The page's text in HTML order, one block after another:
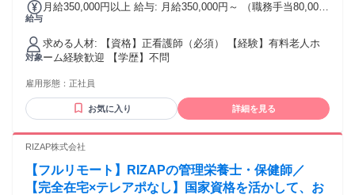
給与
月給350,000円以上 給与: 月給350,000円～ （職務手当80,000
20,000円/月） 【試用期間】 3ヶ月（期間中は月給310,000円
～）
対象
求める人材: 【資格】正看護師（必須） 【経験】有料老人ホ
ーム経験歓迎 【学歴】不問
雇用形態： 正社員
お気に入り 詳細を見る
RIZAP株式会社
【フルリモート】RIZAPの管理栄養士・保健師／
【完全在宅×テレアポなし】国家資格を活かして、お